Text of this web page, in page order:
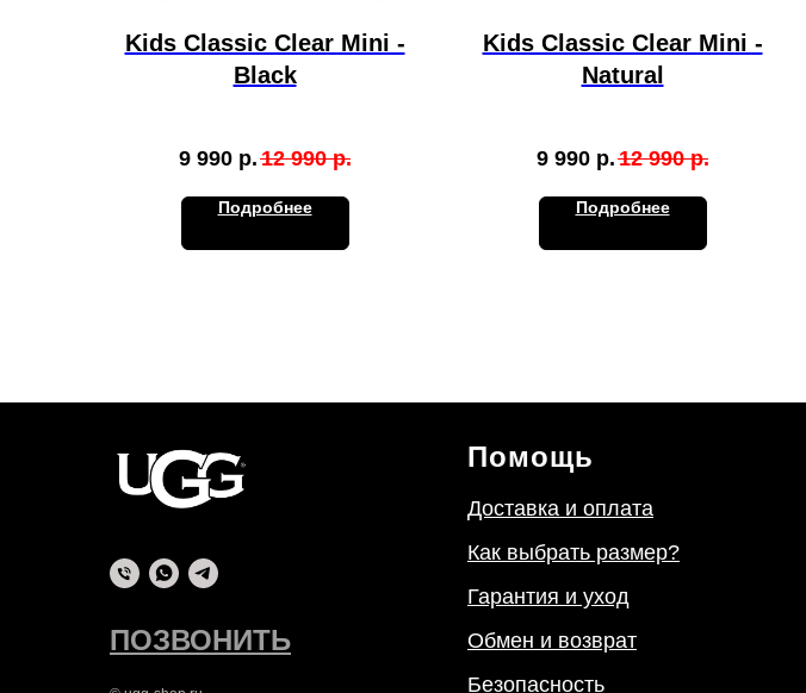
Kids Classic Clear Mini -
Black
9 990 р.12 990 р.
Подробнее
Kids Classic Clear Mini -
Natural
9 990 р.12 990 р.
Подробнее
ПОЗВОНИТЬ
Помощь
Доставка и оплата
Как выбрать размер?
Гарантия и уход
Обмен и возврат
Безопасность